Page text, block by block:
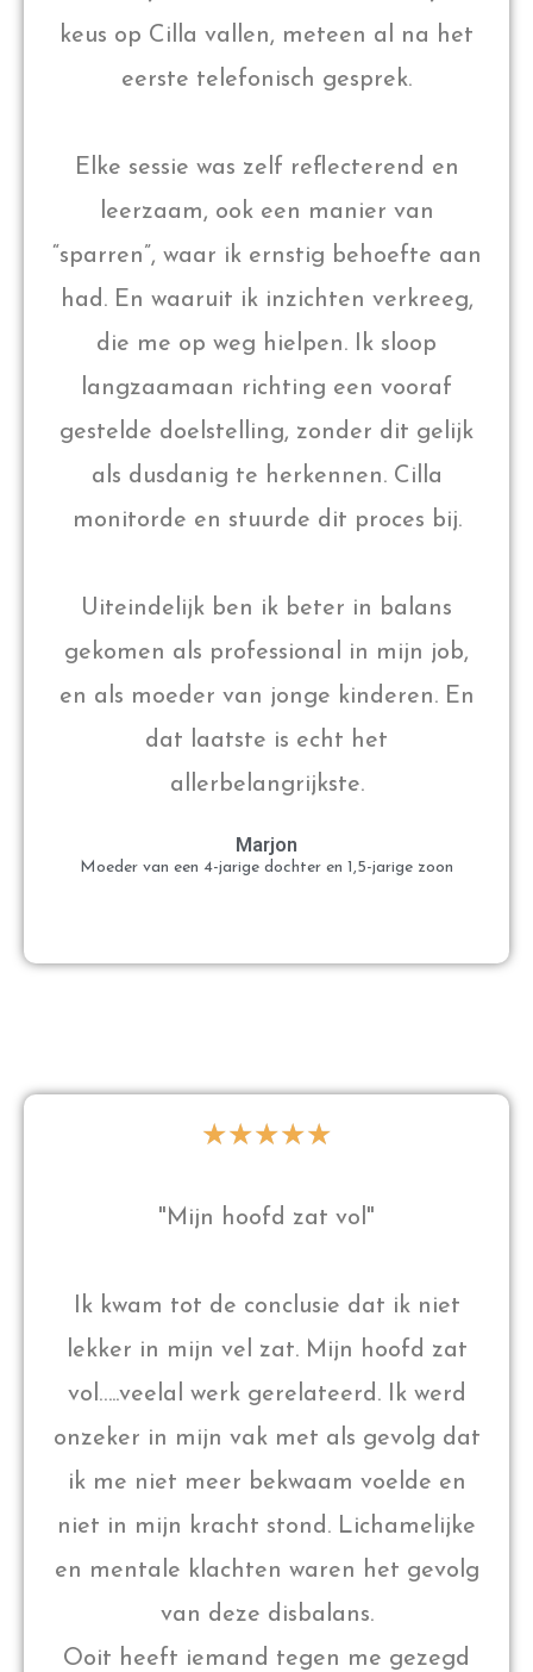
keus op Cilla vallen, meteen al na het
eerste telefonisch gesprek.
Elke sessie was zelf reflecterend en
leerzaam, ook een manier van
“sparren”, waar ik ernstig behoefte aan
had. En waaruit ik inzichten verkreeg,
die me op weg hielpen. Ik sloop
langzaamaan richting een vooraf
gestelde doelstelling, zonder dit gelijk
als dusdanig te herkennen. Cilla
monitorde en stuurde dit proces bij.
Uiteindelijk ben ik beter in balans
gekomen als professional in mijn job,
en als moeder van jonge kinderen. En
dat laatste is echt het
allerbelangrijkste.
Marjon
Moeder van een 4-jarige dochter en 1,5-jarige zoon
★★★★★
"Mijn hoofd zat vol"
Ik kwam tot de conclusie dat ik niet
lekker in mijn vel zat. Mijn hoofd zat
vol…..veelal werk gerelateerd. Ik werd
onzeker in mijn vak met als gevolg dat
ik me niet meer bekwaam voelde en
niet in mijn kracht stond. Lichamelijke
en mentale klachten waren het gevolg
van deze disbalans.
Ooit heeft iemand tegen me gezegd